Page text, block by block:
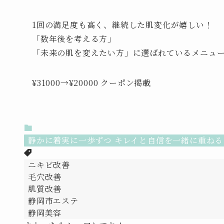
1回の満足度も高く、継続した肌変化が嬉しい！
「数年後を考える方」
「未来の肌を変えたい方」に選ばれているメニュ
¥31000→¥20000 クーポン掲載
静かに着実に一歩ずつ キレイと自信を一緒に重ねる
ニキビ改善
毛穴改善
肌質改善
静岡市エステ
静岡美容